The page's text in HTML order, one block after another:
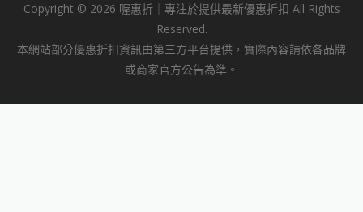
Copyright © 2026 喔惠折｜專注於提供最新優惠折扣 All Rights
Reserved.
本網站部分優惠折扣資訊由第三方平台提供，實際內容請依各品牌
或商家官方公告為準。